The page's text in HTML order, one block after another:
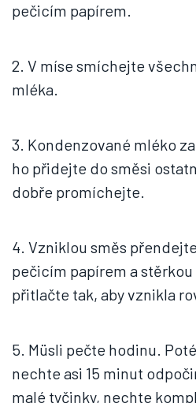
pečicím papírem.
2. V míse smíchejte
mléka.
3. Kondenzované mléko
ho přidejte do směsi
dobře promíchejte.
4. Vzniklou směs
pečicím papírem a
přitlačte tak, aby vznikla
5. Müsli pečte hodinu.
nechte asi 15 minut
malé tyčinky, nechte